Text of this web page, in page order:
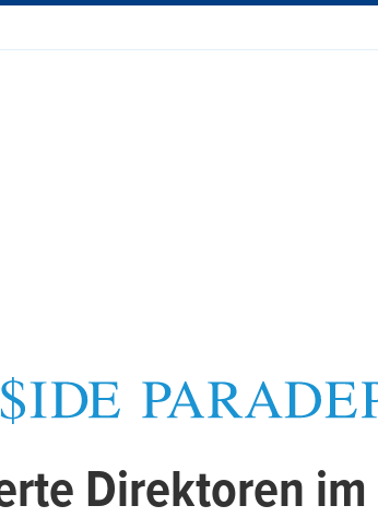
Direktoren